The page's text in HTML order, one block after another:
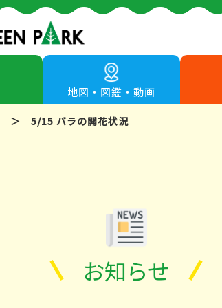
地図・図鑑・動画
＞ 5/15 バラの開花状況
お知らせ